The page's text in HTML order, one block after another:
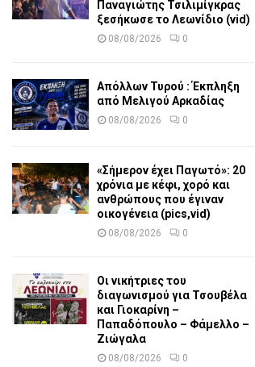
Παναγιώτης Τσιλιμίγκρας
ξεσήκωσε το Λεωνίδιο (vid)
08/08/2026 0
Απόλλων Τυρού : Έκπληξη
από Μελιγού Αρκαδίας
08/08/2026 0
«Σήμερον έχει Παγωτό»: 20
χρόνια με κέφι, χορό και
ανθρώπους που έγιναν
οικογένεια (pics,vid)
08/08/2026 0
Οι νικήτριες του
διαγωνισμού για Τσουβέλα
και Γιοκαρίνη –
Παπαδόπουλο – Φάμελλο –
Ζιώγαλα
08/08/2026 0